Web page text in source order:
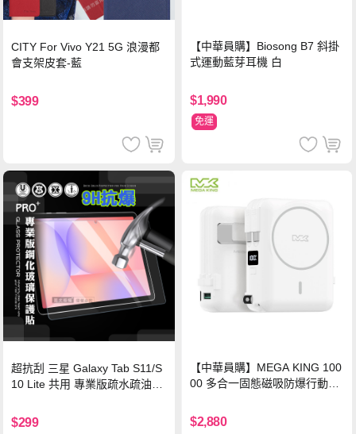
CITY For Vivo Y21 5G 浪漫都
會支架皮套-藍
$399
【中華員購】Biosong B7 斜掛
式運動藍芽耳機 白
$1,990
免運
超抗刮 三星 Galaxy Tab S11/S
10 Lite 共用 專業版疏水疏油9H
$299
【中華員購】MEGA KING 100
00 多合一固態磁吸防爆行動電
$2,880